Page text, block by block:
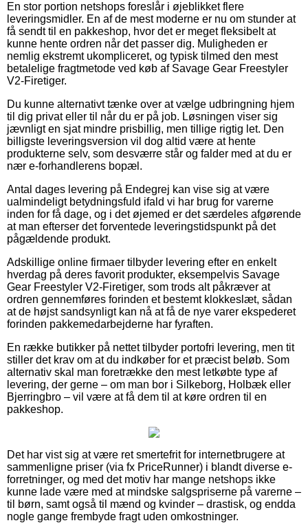
En stor portion netshops foreslår i øjeblikket flere
leveringsmidler. En af de mest moderne er nu om stunder at
få sendt til en pakkeshop, hvor det er meget fleksibelt at
kunne hente ordren når det passer dig. Muligheden er
nemlig ekstremt ukompliceret, og typisk tilmed den mest
betalelige fragtmetode ved køb af Savage Gear Freestyler
V2-Firetiger.
Du kunne alternativt tænke over at vælge udbringning hjem
til dig privat eller til når du er på job. Løsningen viser sig
jævnligt en sjat mindre prisbillig, men tillige rigtig let. Den
billigste leveringsversion vil dog altid være at hente
produkterne selv, som desværre står og falder med at du er
nær e-forhandlerens bopæl.
Antal dages levering på Endegrej kan vise sig at være
ualmindeligt betydningsfuld ifald vi har brug for varerne
inden for få dage, og i det øjemed er det særdeles afgørende
at man efterser det forventede leveringstidspunkt på det
pågældende produkt.
Adskillige online firmaer tilbyder levering efter en enkelt
hverdag på deres favorit produkter, eksempelvis Savage
Gear Freestyler V2-Firetiger, som trods alt påkræver at
ordren gennemføres forinden et bestemt klokkeslæt, sådan
at de højst sandsynligt kan nå at få de nye varer ekspederet
forinden pakkemedarbejderne har fyraften.
En række butikker på nettet tilbyder portofri levering, men tit
stiller det krav om at du indkøber for et præcist beløb. Som
alternativ skal man foretrække den mest letkøbte type af
levering, der gerne – om man bor i Silkeborg, Holbæk eller
Bjerringbro – vil være at få dem til at køre ordren til en
pakkeshop.
Det har vist sig at være ret smertefrit for internetbrugere at
sammenligne priser (via fx PriceRunner) i blandt diverse e-
forretninger, og med det motiv har mange netshops ikke
kunne lade være med at mindske salgspriserne på varerne –
til børn, samt også til mænd og kvinder – drastisk, og endda
nogle gange frembyde fragt uden omkostninger.